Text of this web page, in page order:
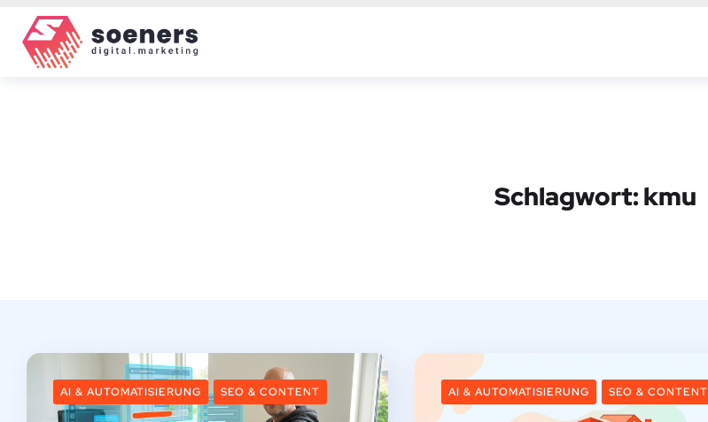
Schlagwort:kmu
AI & AUTOMATISIERUNG SEO & CONTENT AI & AUTOMATISIERUNG SEO & CONTENT